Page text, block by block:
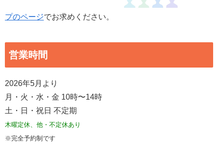
プのページでお求めください。
営業時間
2026年5月より
月・火・水・金 10時〜14時
土・日・祝日 不定期
木曜定休、他・不定休あり
※完全予約制です